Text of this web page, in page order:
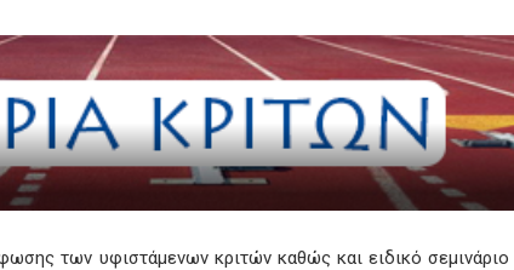
των υφιστάμενων κριτών καθώς και ειδικό σεμινάριο